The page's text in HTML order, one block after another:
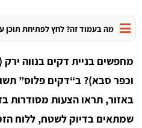
מה בעמוד זה? לחץ לפתיחת תוכן
מחפשים בניית דקים בנווה ירק
באזור, תראו הצעות מסודרות
שמתאים בדיוק לשטח, ללוח